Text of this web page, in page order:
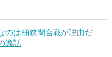
のは桶狭間合戦が理由だ
逸話